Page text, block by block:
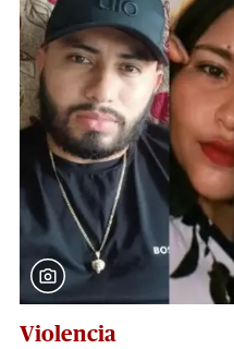
Violencia